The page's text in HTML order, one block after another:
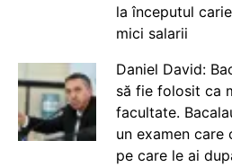
la începutul
mici salarii
Daniel David:
să fie folosit ca
facultate.
un examen
pe care le ai